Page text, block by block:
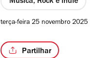
Música, Rock e indie
terça-feira 25 novembro 2025
Partilhar